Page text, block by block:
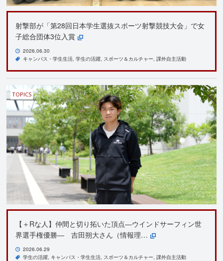
射撃部が「第28回日本学生選抜スポーツ射撃競技大会」で女
子総合団体3位入賞
2026.06.30
キャンパス・学生生活 学生の活躍 スポーツ＆カルチャー 課外自主活動
TOPICS
【＋Rな人】仲間と切り拓いた頂点―ウインドサーフィン世
界選手権優勝― 吉田朔大さん（情報理…
2026.06.29
学生の活躍 キャンパス・学生生活 スポーツ＆カルチャー 課外自主活動